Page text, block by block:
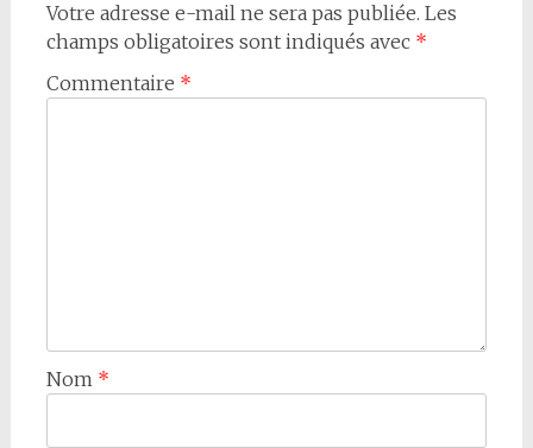
Votre adresse e-mail ne sera pas publiée. Les
champs obligatoires sont indiqués avec *
Commentaire *
Nom *